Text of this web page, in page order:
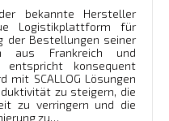
bekannte Hersteller
Logistikplattform für
der Bestellungen seiner
aus Frankreich und
entspricht konsequent
mit SCALLOG Lösungen
zu steigern, die
zu verringern und die
zu…